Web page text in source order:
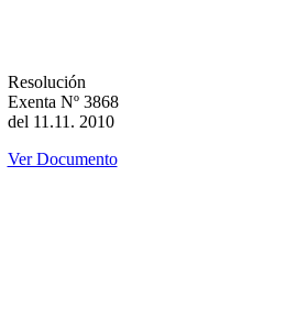
Resolución
Exenta Nº 3868
del 11.11. 2010
Ver Documento